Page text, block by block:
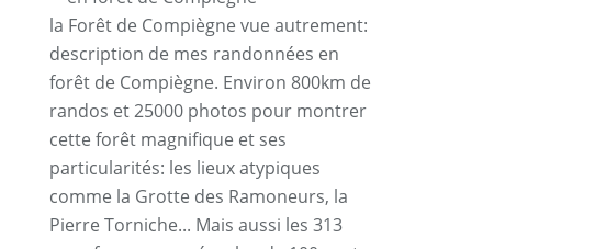
la Forêt de Compiègne vue autrement:
description de mes randonnées en
forêt de Compiègne. Environ 800km de
randos et 25000 photos pour montrer
cette forêt magnifique et ses
particularités: les lieux atypiques
comme la Grotte des Ramoneurs, la
Pierre Torniche... Mais aussi les 313